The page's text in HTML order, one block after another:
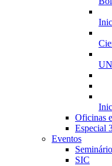
Oficinas
Especial
Eventos
SIC